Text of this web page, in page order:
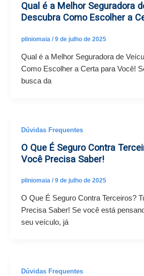
Qual é a Melhor Seguradora
Descubra Como Escolher a
pliniomaia / 9 de julho de 2025
Qual é a Melhor Seguradora de
Como Escolher a Certa para Você!
busca da
Dúvidas Frequentes
O Que É Seguro Contra
Você Precisa Saber!
pliniomaia / 9 de julho de 2025
O Que É Seguro Contra Terceiros?
Precisa Saber! Se você está
seu veículo, já
Dúvidas Frequentes